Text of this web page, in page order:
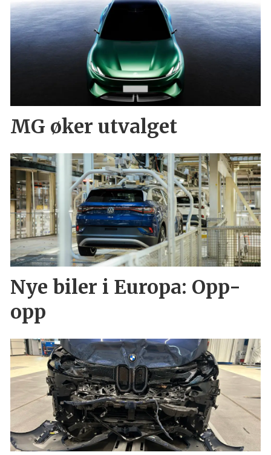
MG øker utvalget
Nye biler i Europa: Opp-
opp